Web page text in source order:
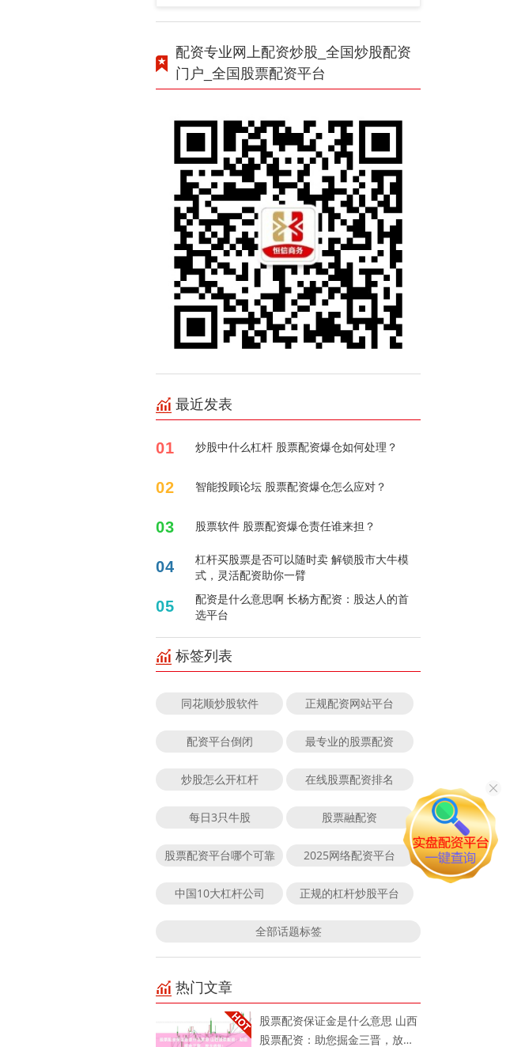
配资专业网上配资炒股_全国炒股配资
门户_全国股票配资平台
最近发表
01 炒股中什么杠杆 股票配资爆仓如何处理？
02 智能投顾论坛 股票配资爆仓怎么应对？
03 股票软件 股票配资爆仓责任谁来担？
04
杠杆买股票是否可以随时卖 解锁股市大牛模
式，灵活配资助你一臂
05
配资是什么意思啊 长杨方配资：股达人的首
选平台
标签列表
同花顺炒股软件 正规配资网站平台
配资平台倒闭 最专业的股票配资
炒股怎么开杠杆 在线股票配资排名
每日3只牛股 股票融配资
股票配资平台哪个可靠 2025网络配资平台
中国10大杠杆公司 正规的杠杆炒股平台
全部话题标签
热门文章
股票配资保证金是什么意思 山西
股票配资：助您掘金三晋，放大